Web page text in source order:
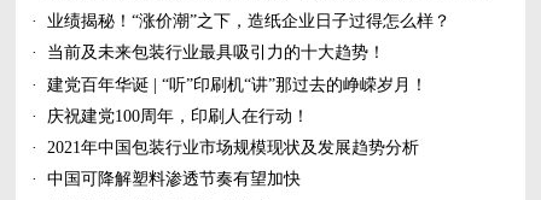
·
业绩揭秘！“涨价潮”之下，造纸企业日子过得怎么样？
·
当前及未来包装行业最具吸引力的十大趋势！
·
建党百年华诞 | “听”印刷机“讲”那过去的峥嵘岁月！
·
庆祝建党100周年，印刷人在行动！
·
2021年中国包装行业市场规模现状及发展趋势分析
·
中国可降解塑料渗透节奏有望加快